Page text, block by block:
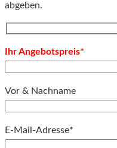
abgeben.
Ihr Angebotspreis*
Vor & Nachname
E-Mail-Adresse*